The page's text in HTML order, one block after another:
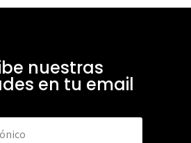
nuestras
en tu email